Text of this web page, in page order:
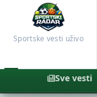
Sportske vesti uživo
Beograd, Srbija
Sve vesti